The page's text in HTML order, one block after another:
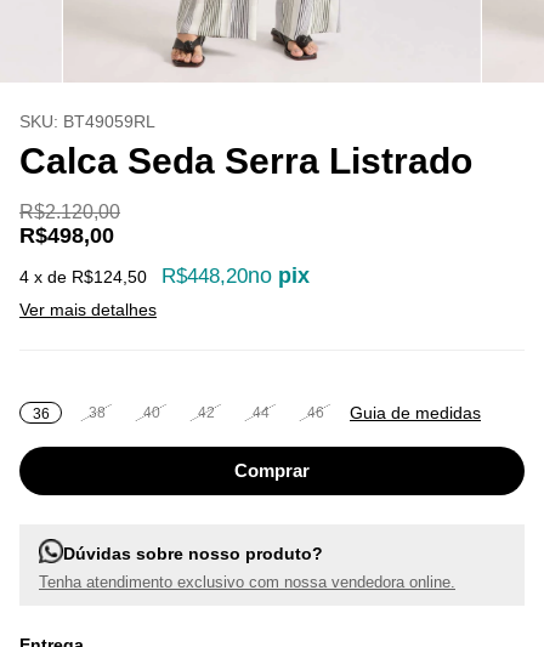
SKU: BT49059RL
Calca Seda Serra Listrado
R$2.120,00
R$498,00
4 x de R$124,50 R$448,20no pix
Ver mais detalhes
36 38 40 42 44 46 Guia de medidas
Dúvidas sobre nosso produto?
Tenha atendimento exclusivo com nossa vendedora online.